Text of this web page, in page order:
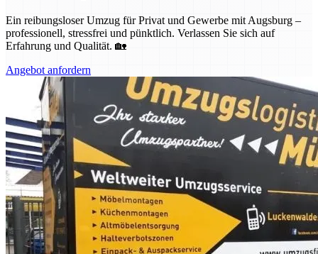
Ein reibungsloser Umzug für Privat und Gewerbe mit Augsburg –
professionell, stressfrei und pünktlich. Verlassen Sie sich auf
Erfahrung und Qualität. 🏡
Angebot anfordern